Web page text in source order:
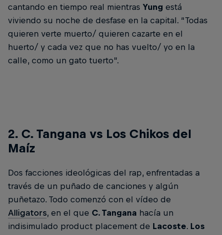
cantando en tiempo real mientras Yung está
viviendo su noche de desfase en la capital. “Todas
quieren verte muerto/ quieren cazarte en el
huerto/ y cada vez que no has vuelto/ yo en la
calle, como un gato tuerto”.
2. C. Tangana vs Los Chikos del
Maíz
Dos facciones ideológicas del rap, enfrentadas a
través de un puñado de canciones y algún
puñetazo. Todo comenzó con el vídeo de
Alligators, en el que C. Tangana hacía un
indisimulado product placement de Lacoste. Los